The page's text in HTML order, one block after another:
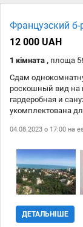
Французский б-
12 000 UAH
1 кімната , площа
Сдам
роскошный вид на
гардеробная и
укомплектована
ботанический сад,
04.08.2023 о 17:00 на
ДЕТАЛЬНІШЕ